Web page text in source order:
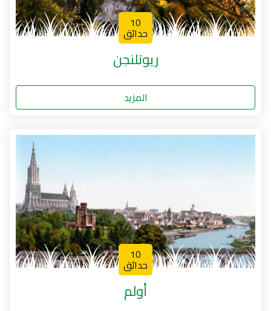
10
حدائق
ريوتلنجن
المزيد
10
حدائق
أولم